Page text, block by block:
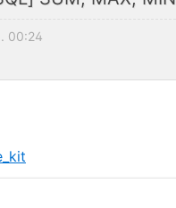
00:24